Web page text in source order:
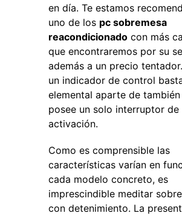
en día. Te estamos
uno de los pc sobremesa
reacondicionado con más
que encontraremos por su
además a un precio
un indicador de control
elemental aparte de
posee un solo interruptor de
activación.
Como es comprensible las
características varían en
cada modelo concreto, es
imprescindible meditar
con detenimiento. La